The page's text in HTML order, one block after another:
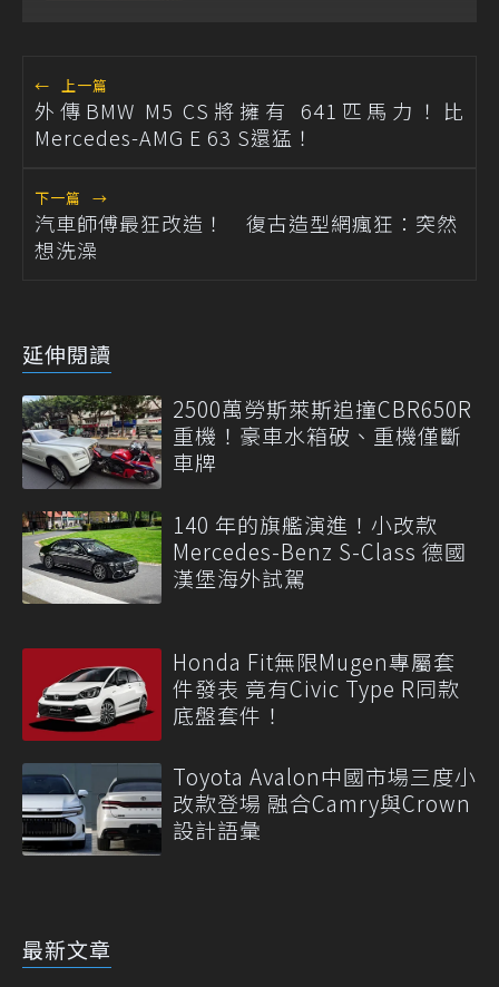
← 上一篇
外傳BMW M5 CS將擁有 641匹馬力！比
Mercedes-AMG E 63 S還猛！
下一篇 →
汽車師傅最狂改造！ 復古造型網瘋狂：突然
想洗澡
延伸閱讀
2500萬勞斯萊斯追撞CBR650R
重機！豪車水箱破、重機僅斷
車牌
140 年的旗艦演進！小改款
Mercedes-Benz S-Class 德國
漢堡海外試駕
Honda Fit無限Mugen專屬套
件發表 竟有Civic Type R同款
底盤套件！
Toyota Avalon中國市場三度小
改款登場 融合Camry與Crown
設計語彙
最新文章